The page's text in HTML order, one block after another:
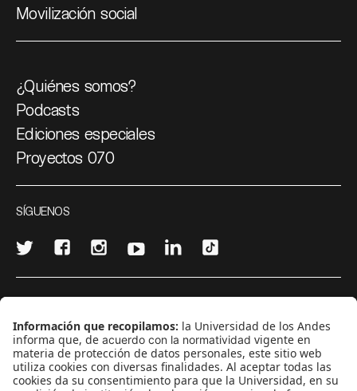
Movilización social
¿Quiénes somos?
Podcasts
Ediciones especiales
Proyectos 070
SÍGUENOS
CONTÁCTANOS
cerosetenta@uniandes.edu.co